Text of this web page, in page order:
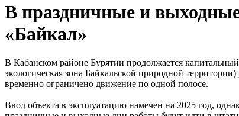
В праздничные и выходные
«Байкал»
В Кабанском районе Бурятии продолжается
экологическая зона Байкальской природной
временно ограничено движение по одной полосе.
Ввод объекта в эксплуатацию намечен на 2025 год,